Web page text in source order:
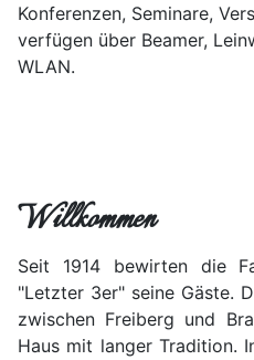
Konferenzen, Seminare,
verfügen über Beamer,
WLAN.
Willkommen
Seit 1914 bewirten die
"Letzter 3er" seine Gäste.
zwischen Freiberg und
Haus mit langer Tradition.